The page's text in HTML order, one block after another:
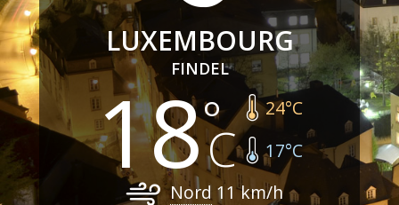
LUXEMBOURG
FINDEL
18 24°C
17°C
Nord 11km/h